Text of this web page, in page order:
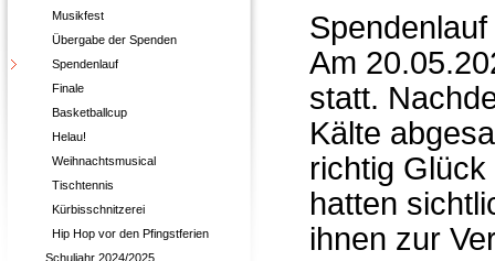
Am
statt.
Kälte
richtig
hatten
ihnen zur
Musikfest
Übergabe der Spenden
Spendenlauf
Finale
Basketballcup
Helau!
Weihnachtsmusical
Tischtennis
Kürbisschnitzerei
Hip Hop vor den Pfingstferien
Schuljahr 2024/2025